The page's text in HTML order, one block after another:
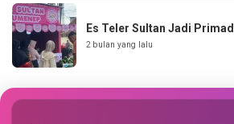
Es Teler Sultan Jadi
2 bulan yang lalu